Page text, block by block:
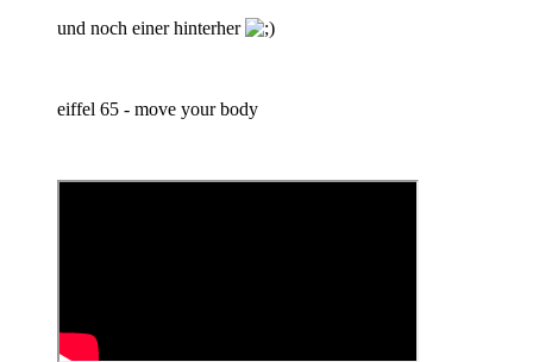
und noch einer hinterher
eiffel 65 - move your body